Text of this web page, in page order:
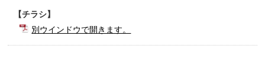
チラシ
別ウインドウで開きます。